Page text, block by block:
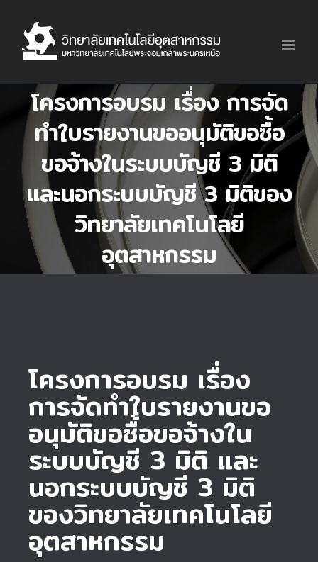
content
โครงการอบรม เรื่อง การจัด
ทำใบรายงานขออนุมัติขอซื้อ
ขอจ้างในระบบบัญชี 3 มิติ
และนอกระบบบัญชี 3 มิติของ
วิทยาลัยเทคโนโลยี
อุตสาหกรรม
โครงการอบรม เรื่อง
การจัดทำใบรายงานขอ
อนุมัติขอซื้อขอจ้างใน
ระบบบัญชี 3 มิติ และ
นอกระบบบัญชี 3 มิติ
ของวิทยาลัยเทคโนโลยี
อุตสาหกรรม